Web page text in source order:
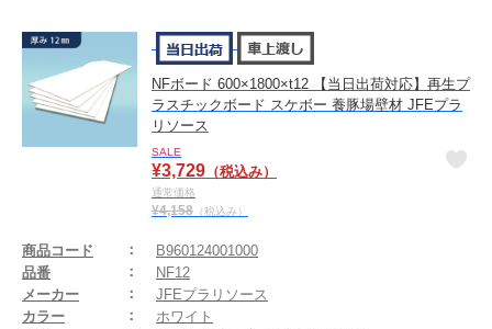
NFボード 600×1800×t12 【当日出荷対応】再生プ
ラスチックボード スケボー 養豚場壁材 JFEプラ
リソース
SALE
¥3,729 （税込み）
通常価格
¥4,158 （税込み）
商品コード
B960124001000
品番
NF12
メーカー
JFEプラリソース
カラー
ホワイト